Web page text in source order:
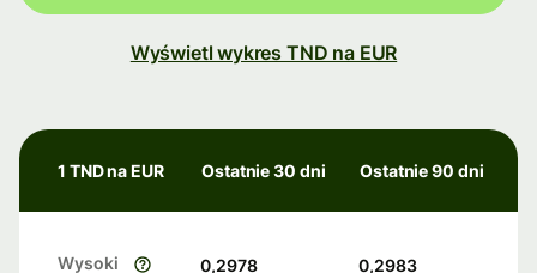
Wyświetl wykres TND na EUR
1 TND na EUR Ostatnie 30 dni Ostatnie 90 dni
Wysoki 0,2978 0,2983